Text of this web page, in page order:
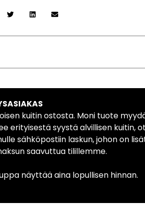
kuitin ostosta. Moni tuote
erityisestä syystä alvillisen kuitin,
sähköpostiin laskun, johon on
saavuttua tilillemme.
näyttää aina lopullisen hinnan.